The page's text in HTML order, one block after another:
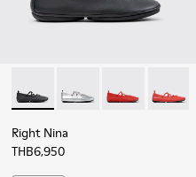
ท้าผ้าใบหนังและหนังกลับสีขา
007
K201836-003
Karst 2 - K201836-001 - รอง
Right Nina - K201835-001
Right Nina -Right Nina -
Right
Right Nina
THB6,950